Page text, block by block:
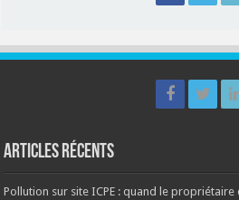
Articles récents
Pollution sur site ICPE : quand le